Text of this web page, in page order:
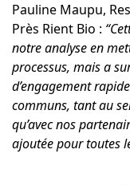
Pauline Maupu,
Près Rient Bio :
notre analyse en
processus, mais a
d’engagement
communs, tant au
qu’avec nos
ajoutée pour toutes